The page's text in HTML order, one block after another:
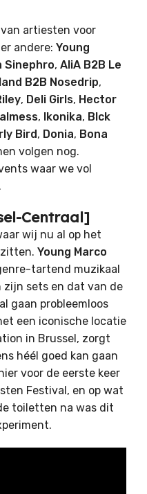
artiesten voor
andere: Young
Sinephro, AliA B2B Le
B2B Nosedrip,
, Deli Girls, Hector
, Ikonika, Blck
Bird , Donia, Bona
volgen nog.
waar we vol
Centraal]
wij nu al op het
Young Marco
tartend muzikaal
zijn sets en dat van de
gaan probleemloos
een iconische locatie
in Brussel, zorgt
héél goed kan gaan
voor de eerste keer
Festival, en op wat
toiletten na was dit